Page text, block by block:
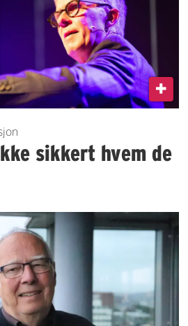
sikkert hvem de